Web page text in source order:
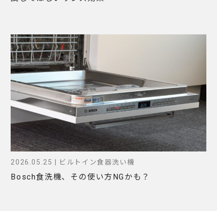
2026.05.25 | ビルトイン食器洗い機
Bosch食洗機、その使い方NGかも？